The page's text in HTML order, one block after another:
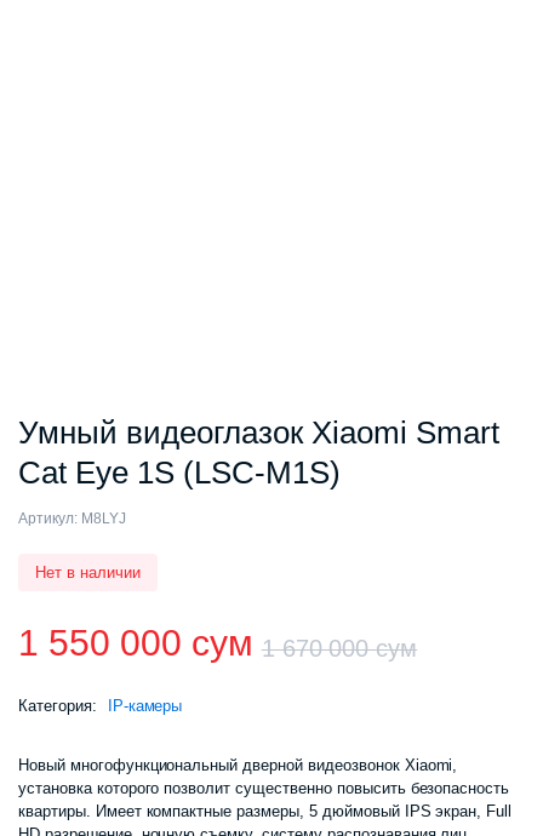
Умный видеоглазок Xiaomi Smart
Cat Eye 1S (LSC-M1S)
Артикул: M8LYJ
Нет в наличии
1 670 000сум
цена
1 550 000 сум
цена:
1
Категория: IP-камеры
Новый многофункциональный дверной видеозвонок Xiaomi,
установка которого позволит существенно повысить безопасность
квартиры. Имеет компактные размеры, 5 дюймовый IPS экран, Full